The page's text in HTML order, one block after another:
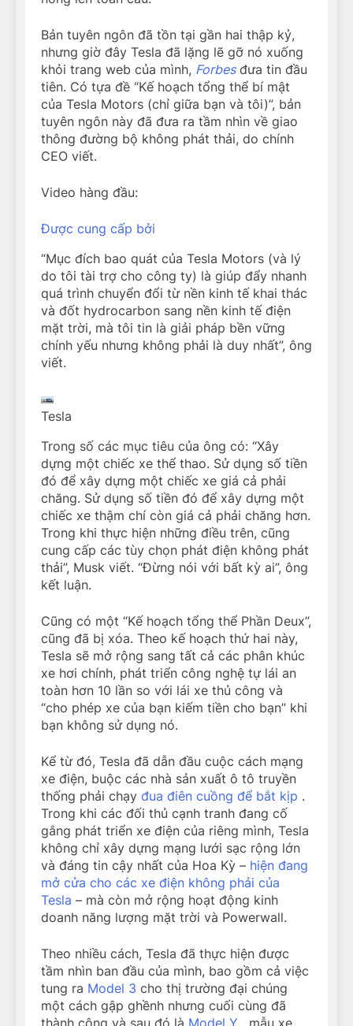
Bản tuyên ngôn đã tồn tại gần hai thập kỷ,
nhưng giờ đây Tesla đã lặng lẽ gỡ nó xuống
khỏi trang web của mình, Forbesđưa tin đầu
tiên. Có tựa đề “Kế hoạch tổng thể bí mật
của Tesla Motors (chỉ giữa bạn và tôi)”, bản
tuyên ngôn này đã đưa ra tầm nhìn về giao
thông đường bộ không phát thải, do chính
CEO viết.
Video hàng đầu:
Được cung cấp bởi
“Mục đích bao quát của Tesla Motors (và lý
do tôi tài trợ cho công ty) là giúp đẩy nhanh
quá trình chuyển đổi từ nền kinh tế khai thác
và đốt hydrocarbon sang nền kinh tế điện
mặt trời, mà tôi tin là giải pháp bền vững
chính yếu nhưng không phải là duy nhất”, ông
viết.
Tesla
Trong số các mục tiêu của ông có: “Xây
dựng một chiếc xe thể thao. Sử dụng số tiền
đó để xây dựng một chiếc xe giá cả phải
chăng. Sử dụng số tiền đó để xây dựng một
chiếc xe thậm chí còn giá cả phải chăng hơn.
Trong khi thực hiện những điều trên, cũng
cung cấp các tùy chọn phát điện không phát
thải”, Musk viết. “Đừng nói với bất kỳ ai”, ông
kết luận.
Cũng có một “Kế hoạch tổng thể Phần Deux”,
cũng đã bị xóa. Theo kế hoạch thứ hai này,
Tesla sẽ mở rộng sang tất cả các phân khúc
xe hơi chính, phát triển công nghệ tự lái an
toàn hơn 10 lần so với lái xe thủ công và
“cho phép xe của bạn kiếm tiền cho bạn” khi
bạn không sử dụng nó.
Kể từ đó, Tesla đã dẫn đầu cuộc cách mạng
xe điện, buộc các nhà sản xuất ô tô truyền
thống phải chạy đua điên cuồng để bắt kịp .
Trong khi các đối thủ cạnh tranh đang cố
gắng phát triển xe điện của riêng mình, Tesla
không chỉ xây dựng mạng lưới sạc rộng lớn
và đáng tin cậy nhất của Hoa Kỳ – hiện đang
mở cửa cho các xe điện không phải của
Tesla – mà còn mở rộng hoạt động kinh
doanh năng lượng mặt trời và Powerwall.
Theo nhiều cách, Tesla đã thực hiện được
tầm nhìn ban đầu của mình, bao gồm cả việc
tung ra Model 3 cho thị trường đại chúng
một cách gập ghềnh nhưng cuối cùng đã